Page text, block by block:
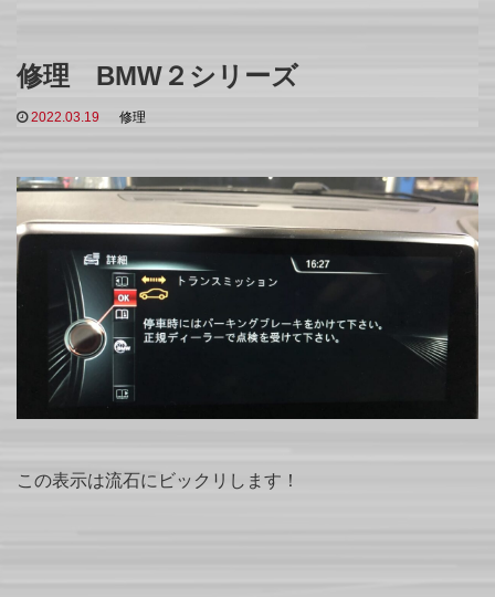
修理 BMW２シリーズ
2022.03.19 修理
この表示は流石にビックリします！